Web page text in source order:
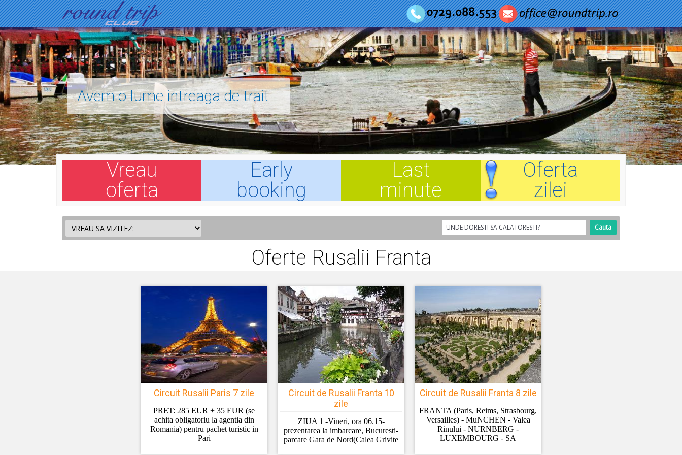
Avem o lume intreaga de trait
Vreau
oferta
Early
booking
Last
minute
Oferta
zilei
Oferte Rusalii Franta
Circuit Rusalii Paris 7 zile
PRET: 285 EUR + 35 EUR (se
achita obligatoriu la agentia din
Romania) pentru pachet turistic in
Pari
Circuit de Rusalii Franta 10
zile
ZIUA 1 -Vineri, ora 06.15-
prezentarea la imbarcare, Bucuresti-
parcare Gara de Nord(Calea Grivite
Circuit de Rusalii Franta 8 zile
FRANTA (Paris, Reims, Strasbourg,
Versailles) - MuNCHEN - Valea
Rinului - NURNBERG -
LUXEMBOURG - SA